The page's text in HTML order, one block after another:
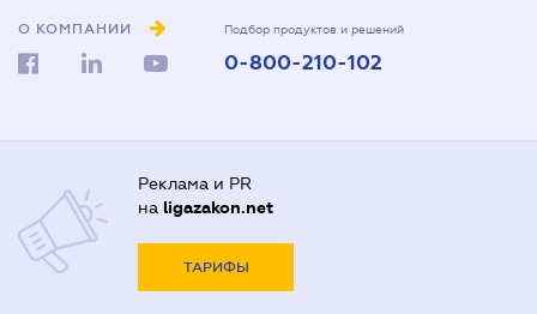
О КОМПАНИИ Подбор продуктов и решений
0-800-210-102
Реклама и PR
на ligazakon.net
ТАРИФЫ